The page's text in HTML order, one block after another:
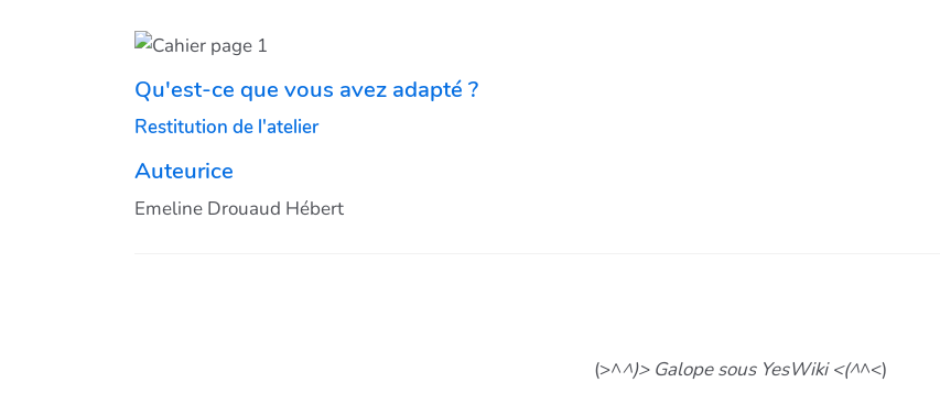
Qu'est-ce que vous avez adapté ?
Restitution de l'atelier
Auteurice
Emeline Drouaud Hébert
(>^^)> Galope sous YesWiki <(^^<)